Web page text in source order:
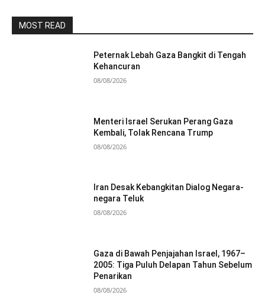
MOST READ
Peternak Lebah Gaza Bangkit di Tengah
Kehancuran
08/08/2026
Menteri Israel Serukan Perang Gaza
Kembali, Tolak Rencana Trump
08/08/2026
Iran Desak Kebangkitan Dialog Negara-
negara Teluk
08/08/2026
Gaza di Bawah Penjajahan Israel, 1967–
2005: Tiga Puluh Delapan Tahun Sebelum
Penarikan
08/08/2026